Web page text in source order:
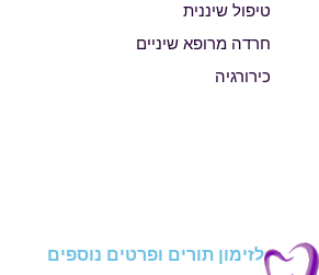
טיפול שיננית
חרדה מרופא שיניים
כירורגיה
לזימון תורים ופרטים נוספים